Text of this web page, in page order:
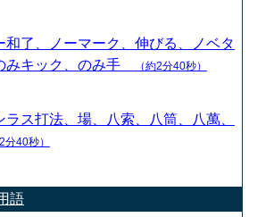
和了、ノーマーク、伸びる、ノベタ
みキック、のみ手
（約2分40秒）
ラス打法、場、八索、八筒、八萬、
分40秒）
語